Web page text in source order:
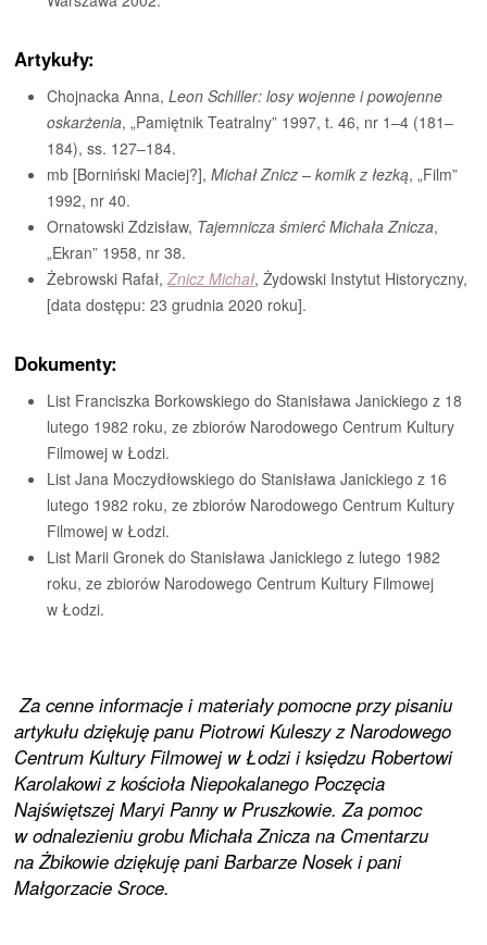
Artykuły:
Chojnacka Anna,Leon Schiller: losy wojenne i powojenne
oskarżenia, „Pamiętnik Teatralny” 1997, t. 46, nr 1–4 (181–
184), ss. 127–184.
mb [Borniński Maciej?],Michał Znicz – komik z łezką, „Film”
1992, nr 40.
Ornatowski Zdzisław, Tajemnicza śmierć Michała Znicza,
„Ekran” 1958, nr 38.
Żebrowski Rafał,Znicz Michał, Żydowski Instytut Historyczny,
[data dostępu: 23 grudnia 2020 roku].
Dokumenty:
List Franciszka Borkowskiego do Stanisława Janickiego z 18
lutego 1982 roku, ze zbiorów Narodowego Centrum Kultury
Filmowej w Łodzi.
List Jana Moczydłowskiego do Stanisława Janickiego z 16
lutego 1982 roku, ze zbiorów Narodowego Centrum Kultury
Filmowej w Łodzi.
List Marii Gronek do Stanisława Janickiego z lutego 1982
roku, ze zbiorów Narodowego Centrum Kultury Filmowej
w Łodzi.
Za cenne informacje i materiały pomocne przy pisaniu
artykułu dziękuję panu Piotrowi Kuleszy z Narodowego
Centrum Kultury Filmowej w Łodzi i księdzu Robertowi
Karolakowi z kościoła Niepokalanego Poczęcia
Najświętszej Maryi Panny w Pruszkowie. Za pomoc
w odnalezieniu grobu Michała Znicza na Cmentarzu
na Żbikowie dziękuję pani Barbarze Nosek i pani
Małgorzacie Sroce.